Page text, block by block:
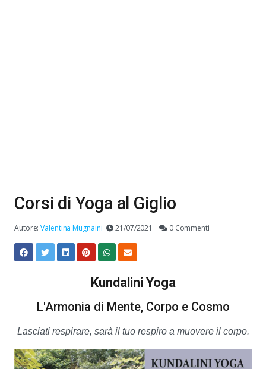
Corsi di Yoga al Giglio
Autore:Valentina Mugnaini 21/07/2021 0 Commenti
Kundalini Yoga
L'Armonia di Mente, Corpo e Cosmo
Lasciati respirare, sarà il tuo respiro a muovere il corpo.